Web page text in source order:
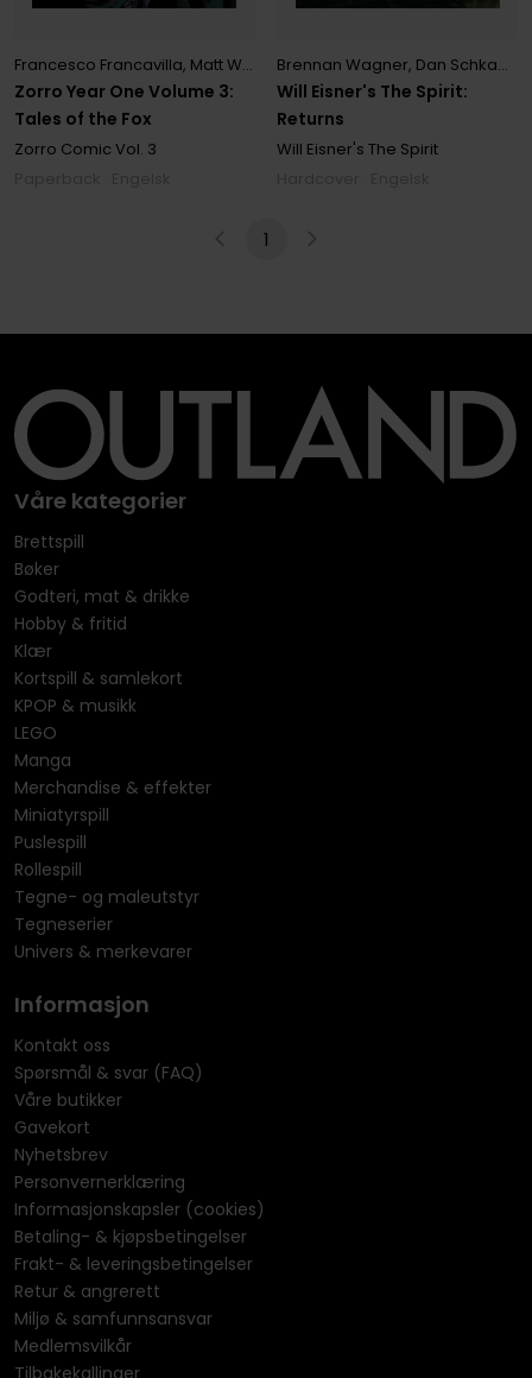
Zorro Year One Volume 3:
Tales of the Fox
Francesco Francavilla, Matt Wagner
Zorro Comic Vol. 3
Will Eisner's The Spirit:
Returns
Brennan Wagner, Dan Schkade
Will Eisner's The Spirit
1
Våre kategorier
Brettspill
Bøker
Godteri, mat & drikke
Hobby & fritid
Klær
Kortspill & samlekort
KPOP & musikk
LEGO
Manga
Merchandise & effekter
Miniatyrspill
Puslespill
Rollespill
Tegne- og maleutstyr
Tegneserier
Univers & merkevarer
Informasjon
Kontakt oss
Spørsmål & svar (FAQ)
Våre butikker
Gavekort
Nyhetsbrev
Personvernerklæring
Informasjonskapsler (cookies)
Betaling- & kjøpsbetingelser
Frakt- & leveringsbetingelser
Retur & angrerett
Miljø & samfunnsansvar
Medlemsvilkår